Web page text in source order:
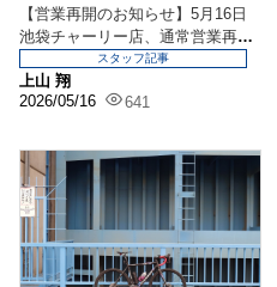
【営業再開のお知らせ】5月16日
池袋チャーリー店、通常営業再開
上山 翔
2026/05/16
641
スタッフ記事